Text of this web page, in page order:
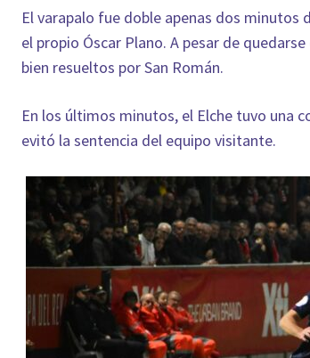
El varapalo fue doble apenas dos
el propio Óscar Plano. A pesar de
bien resueltos por San Román.
En los últimos minutos, el Elche tuvo una
evitó la sentencia del equipo visitante.